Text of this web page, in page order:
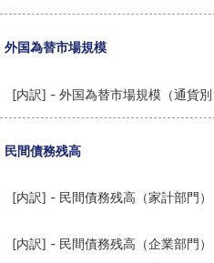
外国為替市場規模
[内訳] - 外国為替市場規模（通貨別
民間債務残高
[内訳] - 民間債務残高（家計部門）
[内訳] - 民間債務残高（企業部門）